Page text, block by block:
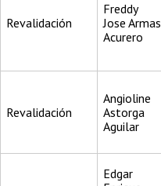
Revalidación
Freddy
Jose Armas
Acurero
Revalidación
Angioline
Astorga
Aguilar
Edgar